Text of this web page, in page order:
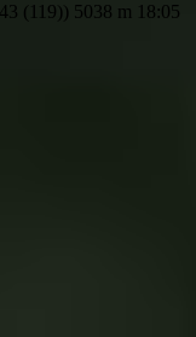
(119)) 5038 m 18:05